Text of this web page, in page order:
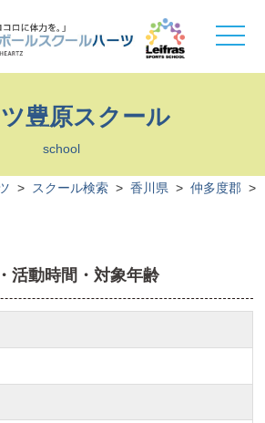
toggle
豊原スクール
school
> スクール検索 > 香川県 > 仲多度郡 >
活動時間・対象年齢